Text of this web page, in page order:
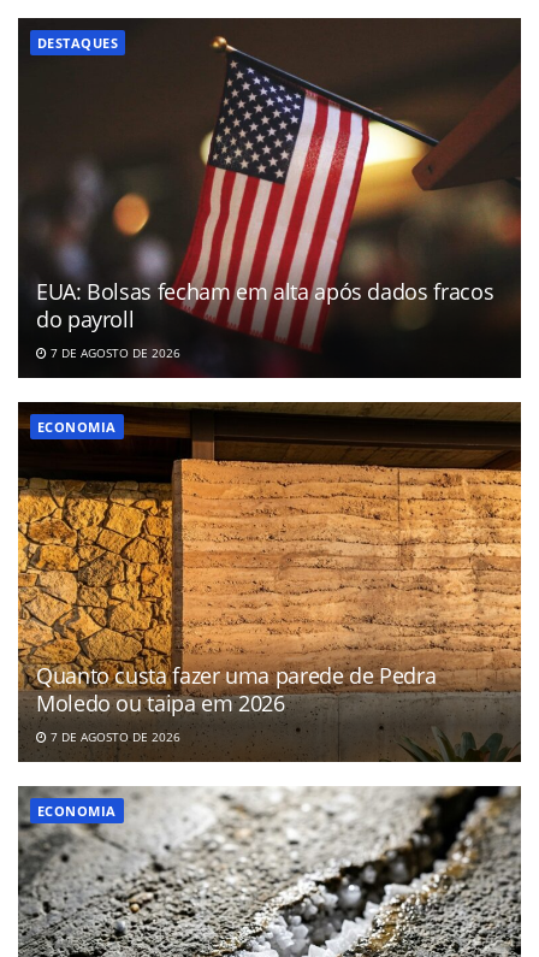
DESTAQUES
EUA: Bolsas fecham em alta após dados fracos
do payroll
7 DE AGOSTO DE 2026
ECONOMIA
Quanto custa fazer uma parede de Pedra
Moledo ou taipa em 2026
7 DE AGOSTO DE 2026
ECONOMIA